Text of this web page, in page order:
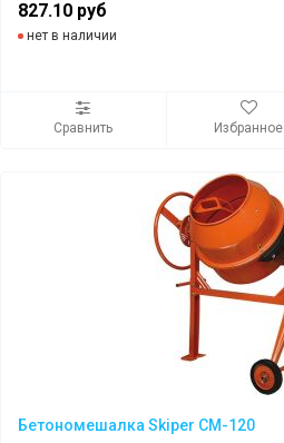
827.10 руб
нет в наличии
Сравнить Избранное
Бетономешалка Skiper CM-120